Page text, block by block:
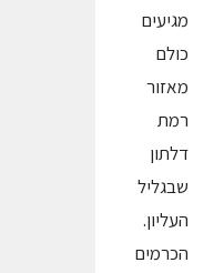
מגיעים
כולם
מאזור
רמת
דלתון
שבגליל
העליון.
הכרמים